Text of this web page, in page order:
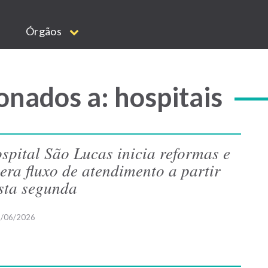
Órgãos
a: hospitais
São Lucas inicia reformas e
fluxo de atendimento a partir
segunda
06/2026